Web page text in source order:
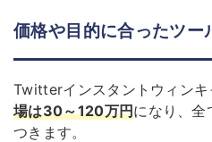
価格や目的に合ったツー
Twitterインスタントウィン
場は30～120万円になり、全
つきます。